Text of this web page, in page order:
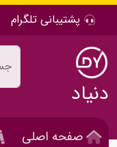
پشتیبانی تلگرام
دنیاد
صفحه اصلی